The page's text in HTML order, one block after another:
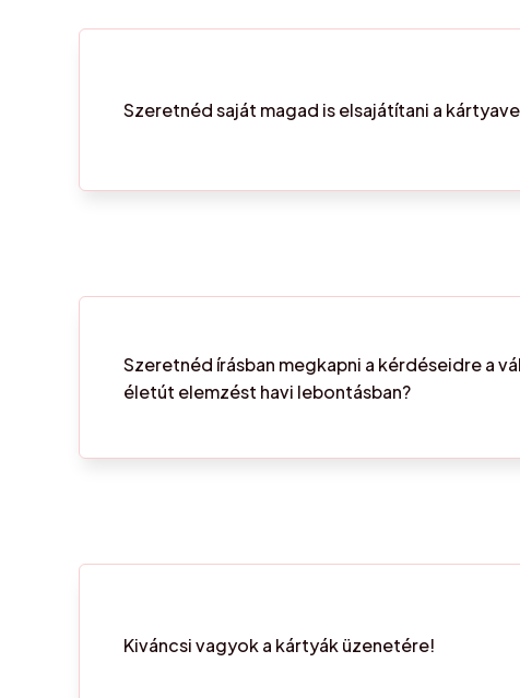
Szeretnéd saját magad is elsajátítani a
Szeretnéd írásban megkapni a kérdéseidre a
életút elemzést havi lebontásban?
Kiváncsi vagyok a kártyák üzenetére!